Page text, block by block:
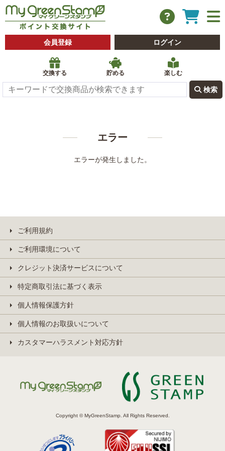
会員登録 ログイン
交換する 貯める 楽しむ
 検索
エラー
エラーが発生しました。
ご利用規約
ご利用環境について
クレジット決済サービスについて
特定商取引法に基づく表示
個人情報保護方針
個人情報のお取扱いについて
カスタマーハラスメント対応方針
Copyright © MyGreenStamp. All Rights Reserved.